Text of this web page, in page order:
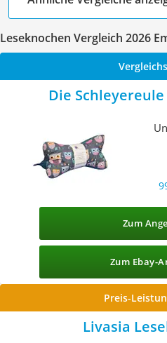
Leseknochen Vergleich 2026
Die
Zum
Zum Ebay-
Preis-
Livasia